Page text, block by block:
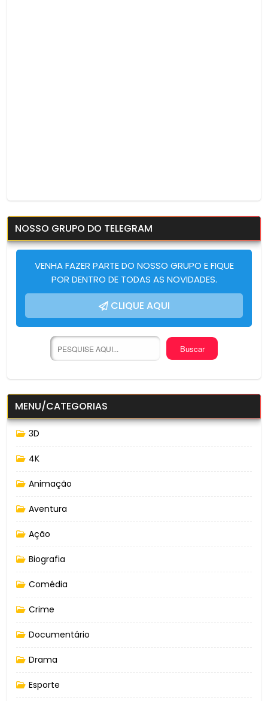
NOSSO GRUPO DO TELEGRAM
VENHA FAZER PARTE DO NOSSO GRUPO E FIQUE
POR DENTRO DE TODAS AS NOVIDADES.
CLIQUE AQUI
MENU/CATEGORIAS
3D
4K
Animação
Aventura
Ação
Biografia
Comédia
Crime
Documentário
Drama
Esporte